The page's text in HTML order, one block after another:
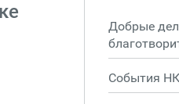
Добрые
События